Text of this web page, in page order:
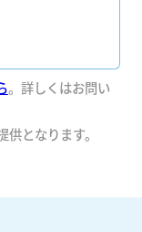
。詳しくはお問い
となります。